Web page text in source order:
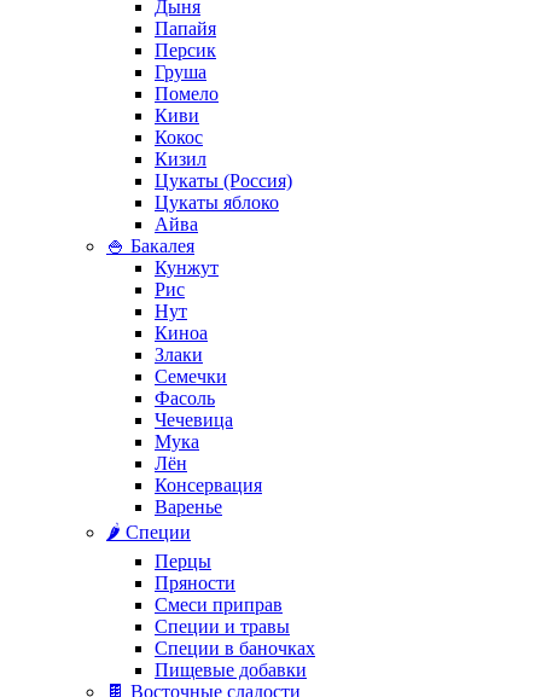
Дыня
Папайя
Персик
Груша
Помело
Киви
Кокос
Кизил
Цукаты (Россия)
Цукаты яблоко
Айва
🍚 Бакалея
Кунжут
Рис
Нут
Киноа
Злаки
Семечки
Фасоль
Чечевица
Мука
Лён
Консервация
Варенье
🌶️ Специи
Перцы
Пряности
Смеси приправ
Специи и травы
Специи в баночках
Пищевые добавки
🍫 Восточные сладости